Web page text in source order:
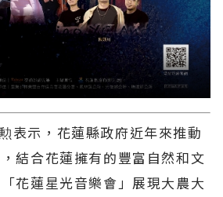
示，花蓮縣政府近年來推動
，結合花蓮擁有的豐富自然和文
花蓮星光音樂會」展現大農大